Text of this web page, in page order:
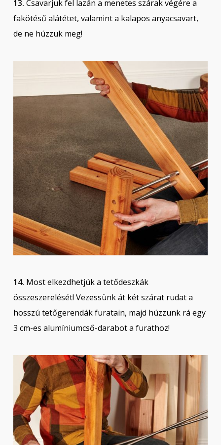
13. Csavarjuk fel lazán a menetes szárak végére a
fakötésű alátétet, valamint a kalapos anyacsavart,
de ne húzzuk meg!
14. Most elkezdhetjük a tetődeszkák
összeszerelését! Vezessünk át két szárat rudat a
hosszú tetőgerendák furatain, majd húzzunk rá egy
3 cm-es alumíniumcső-darabot a furathoz!